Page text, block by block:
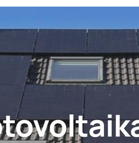
✓Wallbox für 54662 Speicher –